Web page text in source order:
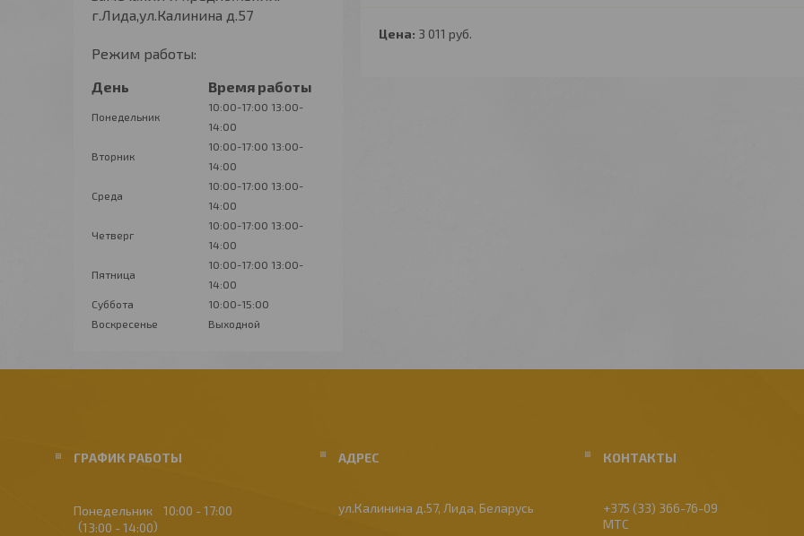
Цена: 3 011 руб.
г.Лида,ул.Калинина д.57
Режим работы:
День
Время работы
Понедельник
10:00-17:00 13:00-
14:00
Вторник
10:00-17:00 13:00-
14:00
Среда
10:00-17:00 13:00-
14:00
Четверг
10:00-17:00 13:00-
14:00
Пятница
10:00-17:00 13:00-
14:00
Суббота
10:00-15:00
Воскресенье
Выходной
ГРАФИК РАБОТЫ
Понедельник 10:00
17:00
13:00
14:00
ул.Калинина д.57, Лида, Беларусь
+375 (33) 366-76-09
МТС